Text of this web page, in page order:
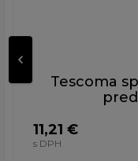
Tescoma
11,21 €
s DPH